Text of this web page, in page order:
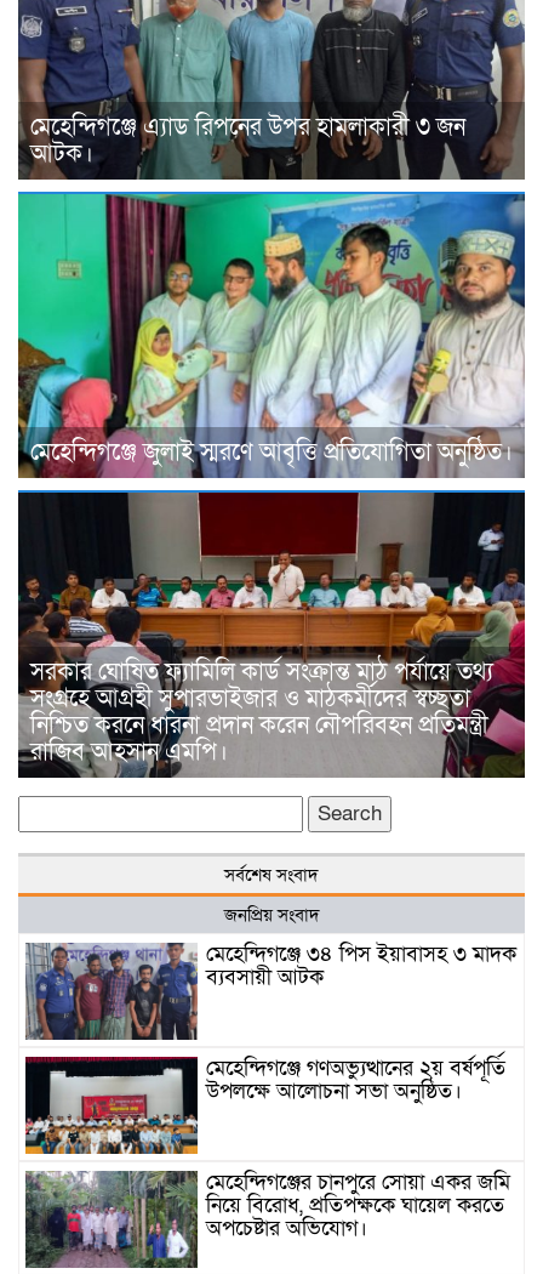
মেহেন্দিগঞ্জে এ্যাড রিপনের উপর হামলাকারী ৩ জন
আটক।
মেহেন্দিগঞ্জে জুলাই স্মরণে আবৃত্তি প্রতিযোগিতা অনুষ্ঠিত।
সরকার ঘোষিত ফ্যামিলি কার্ড সংক্রান্ত মাঠ পর্যায়ে তথ্য
সংগ্রহে আগ্রহী সুপারভাইজার ও মাঠকর্মীদের স্বচ্ছতা
নিশ্চিত করনে ধারনা প্রদান করেন নৌপরিবহন প্রতিমন্ত্রী
রাজিব আহসান এমপি।
for:
সর্বশেষ সংবাদ
জনপ্রিয় সংবাদ
মেহেন্দিগঞ্জে ৩৪ পিস ইয়াবাসহ ৩ মাদক
ব্যবসায়ী আটক
মেহেন্দিগঞ্জে গণঅভ্যুত্থানের ২য় বর্ষপূর্তি
উপলক্ষে আলোচনা সভা অনুষ্ঠিত।
মেহেন্দিগঞ্জের চানপুরে সোয়া একর জমি
নিয়ে বিরোধ, প্রতিপক্ষকে ঘায়েল করতে
অপচেষ্টার অভিযোগ।